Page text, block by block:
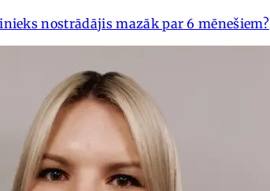
nostrādājis mazāk par 6 mēnešiem?